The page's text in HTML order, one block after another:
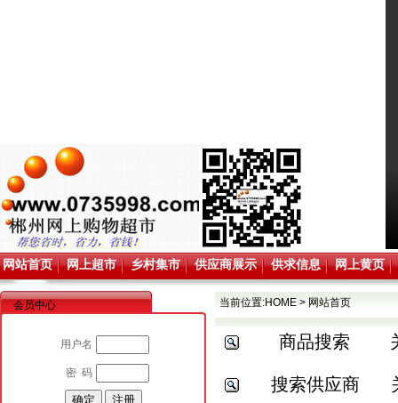
网站首页 网上超市 乡村集市 供应商展示 供求信息 网上黄页
会员中心
用户名
密 码
当前位置:HOME > 网站首页
商品搜索
搜索供应商